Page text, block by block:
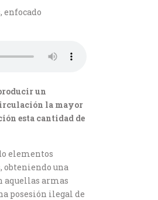
enfocado
un
la mayor
esta cantidad de
elementos
obteniendo una
aquellas armas
posesión ilegal de